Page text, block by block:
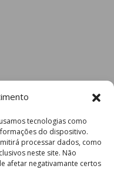
tecnologias como
do dispositivo.
processar dados, como
neste site. Não
afetar negativamante certos